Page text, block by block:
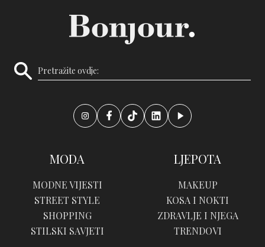
MODA
MODNE VIJESTI
STREET STYLE
SHOPPING
STILSKI SAVJETI
LJEPOTA
MAKEUP
KOSA I NOKTI
ZDRAVLJE I NJEGA
TRENDOVI